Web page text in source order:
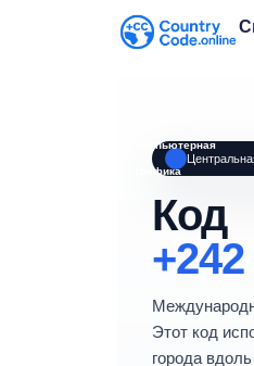
компьютерная
графика
Код
+242
Этот код
города